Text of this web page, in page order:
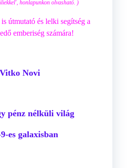
honlapunkon olvasható. )
útmutató és lelki segítség a
emberiség számára!
Vitko Novi
pénz nélküli világ
es galaxisban